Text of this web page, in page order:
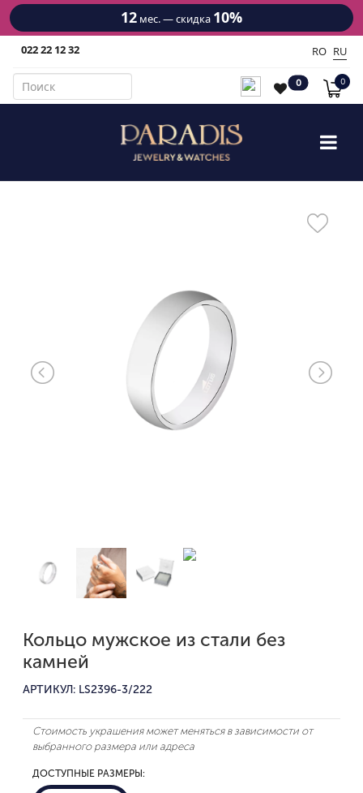
12 мес. — скидка 10%
022 22 12 32 RO RU
0 0
Кольцо мужское из стали без
камней
АРТИКУЛ: LS2396-3/222
Стоимость украшения может меняться в зависимости от
выбранного размера или адреса
ДОСТУПНЫЕ РАЗМЕРЫ: